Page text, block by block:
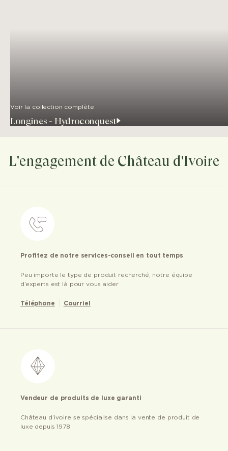
Voir la collection complète
Longines - Hydroconquest
L'engagement de Château d'Ivoire
Profitez de notre services-conseil en tout temps
Peu importe le type de produit recherché, notre équipe
d’experts est là pour vous aider
Téléphone Courriel
Vendeur de produits de luxe garanti
Château d’ivoire se spécialise dans la vente de produit de
luxe depuis 1978